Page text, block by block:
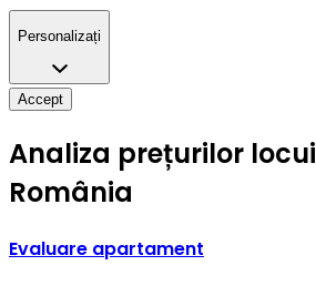
Personalizați
Accept
Analiza prețurilor
România
Evaluare apartament